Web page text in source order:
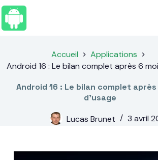
Passer
au
contenu
Accueil
Applications
Android 16 : Le bilan complet après 6
Android 16 : Le bilan complet après
d’usage
Lucas Brunet
3 avril